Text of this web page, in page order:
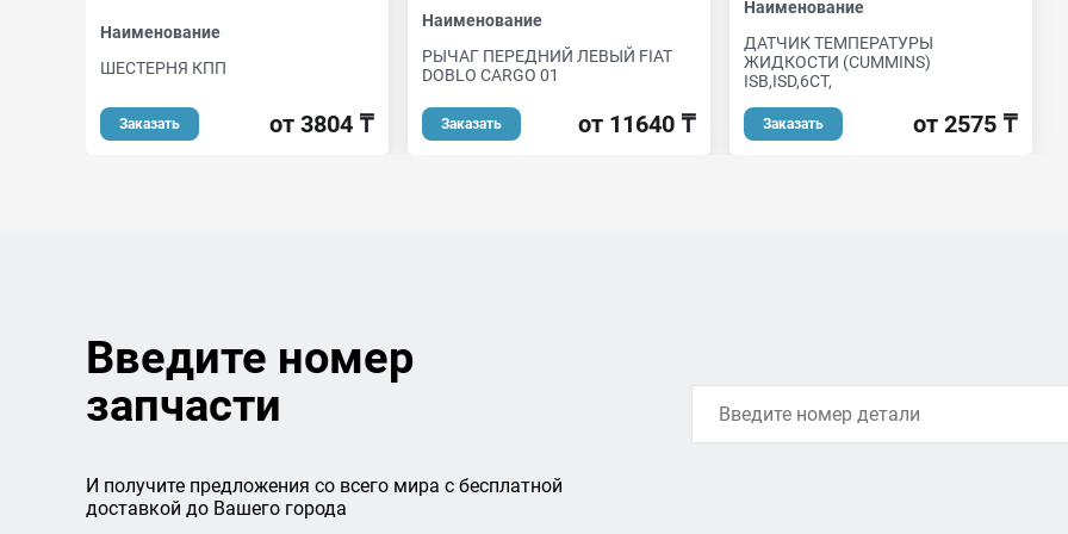
Наименование
ШЕСТЕРНЯ КПП
Заказать от 3804 ₸
Наименование
РЫЧАГ ПЕРЕДНИЙ ЛЕВЫЙ FIAT
DOBLO CARGO 01
Заказать от 11640 ₸
Наименование
ДАТЧИК ТЕМПЕРАТУРЫ
ЖИДКОСТИ (CUMMINS)
ISB,ISD,6CT,
Заказать от 2575 ₸
Введите номер
запчасти
И получите предложения со всего мира с бесплатной
доставкой до Вашего города